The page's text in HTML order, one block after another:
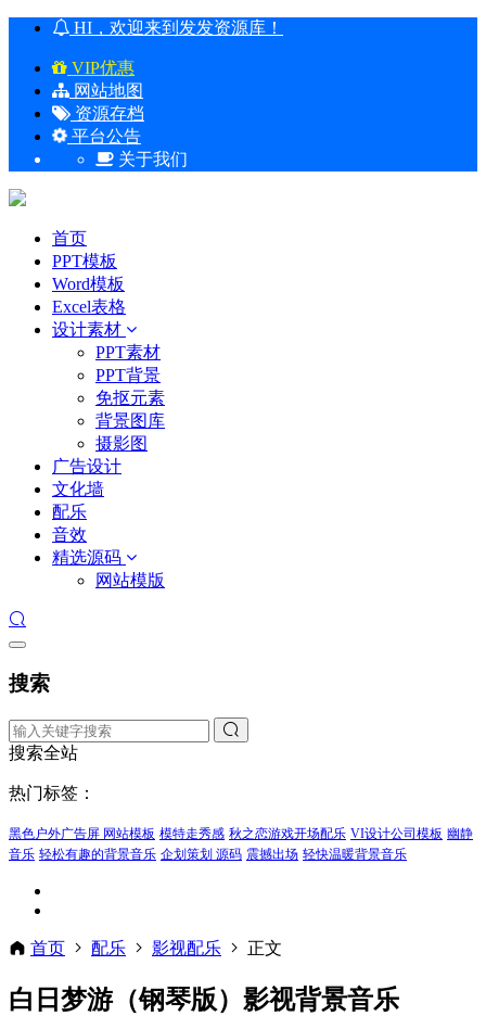
HI，欢迎来到发发资源库！
VIP优惠
网站地图
资源存档
平台公告
关于我们
首页
PPT模板
Word模板
Excel表格
设计素材
PPT素材
PPT背景
免抠元素
背景图库
摄影图
广告设计
文化墙
配乐
音效
精选源码
网站模版
搜索
搜索全站
热门标签：
黑色户外广告屏 网站模板 模特走秀感 秋之恋游戏开场配乐 VI设计公司模板 幽静
音乐 轻松有趣的背景音乐 企划策划 源码 震撼出场 轻快温暖背景音乐
首页 配乐 影视配乐 正文
白日梦游（钢琴版）影视背景音乐